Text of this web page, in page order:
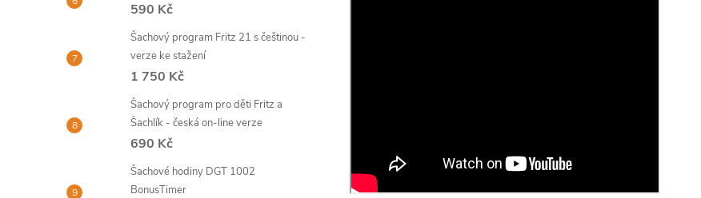
590 Kč
Šachový program Fritz 21 s češtinou -
verze ke stažení
1 750 Kč
Šachový program pro děti Fritz a
Šachlík - česká on-line verze
690 Kč
Šachové hodiny DGT 1002
BonusTimer